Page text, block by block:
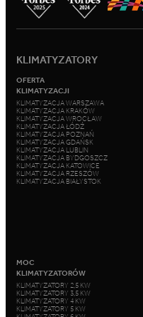
KLIMATYZATORY
OFERTA
KLIMATYZACJI
KLIMATYZACJA WARSZAWA
KLIMATYZACJA KRAKÓW
KLIMATYZACJA WROCŁAW
KLIMATYZACJA ŁÓDŹ
KLIMATYZACJA POZNAŃ
KLIMATYZACJA GDAŃSK
KLIMATYZACJA LUBLIN
KLIMATYZACJA BYDGOSZCZ
KLIMATYZACJA KATOWICE
KLIMATYZACJA RZESZÓW
KLIMATYZACJA BIAŁYSTOK
MOC
KLIMATYZATORÓW
KLIMATYZATORY 2,5 KW
KLIMATYZATORY 3,5 KW
KLIMATYZATORY 4 KW
KLIMATYZATORY 5 KW